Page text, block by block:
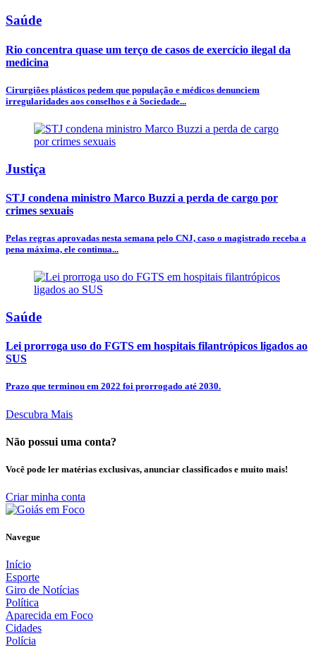
Saúde
Rio concentra quase um terço de casos de exercício ilegal da
medicina
Cirurgiões plásticos pedem que população e médicos denunciem
irregularidades aos conselhos e à Sociedade...
Justiça
STJ condena ministro Marco Buzzi a perda de cargo por
crimes sexuais
Pelas regras aprovadas nesta semana pelo CNJ, caso o magistrado receba a
pena máxima, ele continua...
Saúde
Lei prorroga uso do FGTS em hospitais filantrópicos ligados ao
SUS
Prazo que terminou em 2022 foi prorrogado até 2030.
Descubra Mais
Não possui uma conta?
Você pode ler matérias exclusivas, anunciar classificados e muito mais!
Criar minha conta
Navegue
Início
Esporte
Giro de Notícias
Política
Aparecida em Foco
Cidades
Polícia